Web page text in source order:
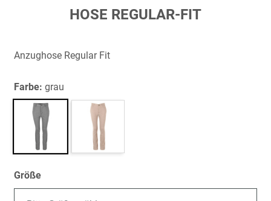
springen
HOSE REGULAR-FIT
Anzughose Regular Fit
Farbe: grau
Größe